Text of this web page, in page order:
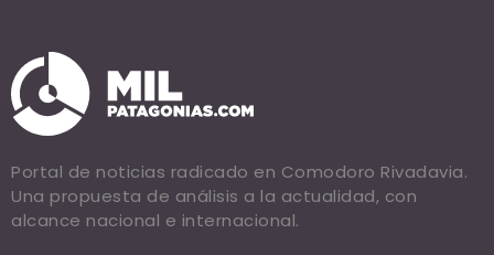
Portal de noticias radicado en Comodoro Rivadavia.
Una propuesta de análisis a la actualidad, con
alcance nacional e internacional.